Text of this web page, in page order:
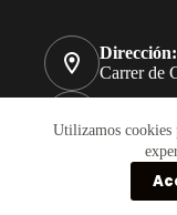
Utilizamos cookies
Dirección:
Carrer de
93 885 32
Correo